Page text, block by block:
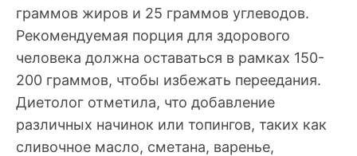
граммов жиров и 25 граммов углеводов.
Рекомендуемая порция для здорового
человека должна оставаться в рамках 150-
200 граммов, чтобы избежать переедания.
Диетолог отметила, что добавление
различных начинок или топингов, таких как
сливочное масло, сметана, варенье,